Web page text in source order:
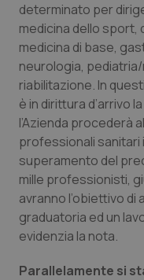
Provincia
Provincia
Puglia
Sardegna
Sicilia
Toscana
Umbria
Infezioni &
Ipertensione &
Malattie rare
Malattia di
Neuroscienze
Obesità
Oftalmologia
determinato per
medicina dello sport,
medicina di base,
neurologia,
riabilitazione. In
è in dirittura d’arrivo
l’Azienda procederà
professionali sanitari
superamento del
mille professionisti,
avranno l’obiettivo
graduatoria ed un
evidenzia la nota.
Parallelamente si